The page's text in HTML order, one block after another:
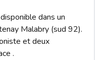
dans un
Malabry (sud 92).
et deux
.